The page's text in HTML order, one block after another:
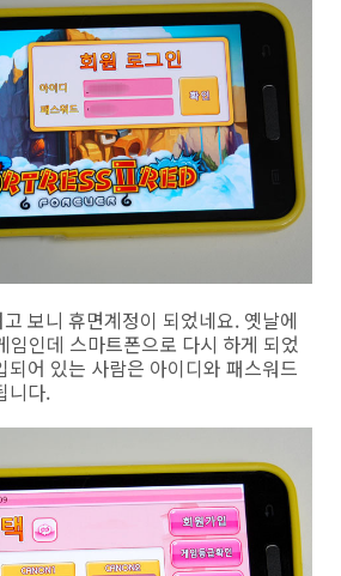
보니 휴면계정이 되었네요. 옛날에
임인데 스마트폰으로 다시 하게 되었
되어 있는 사람은 아이디와 패스워드
니다.